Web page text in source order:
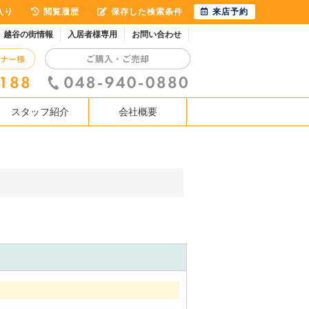
越谷の街情報 入居者様専用 お問い合わせ
スタッフ紹介 会社概要
り 閲覧履歴 保存した検索条件 来店予約